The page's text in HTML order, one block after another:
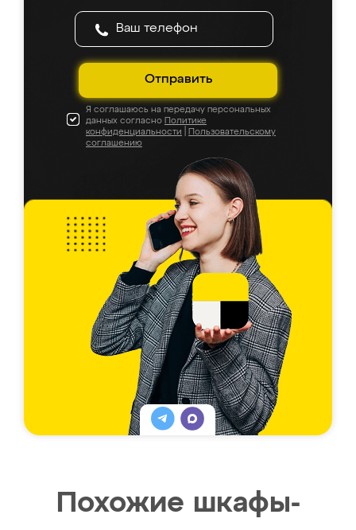
Отправить
Я соглашаюсь на передачу персональных
данных согласно Политике
конфиденциальности
Пользовательскому
соглашению
Похожие шкафы-